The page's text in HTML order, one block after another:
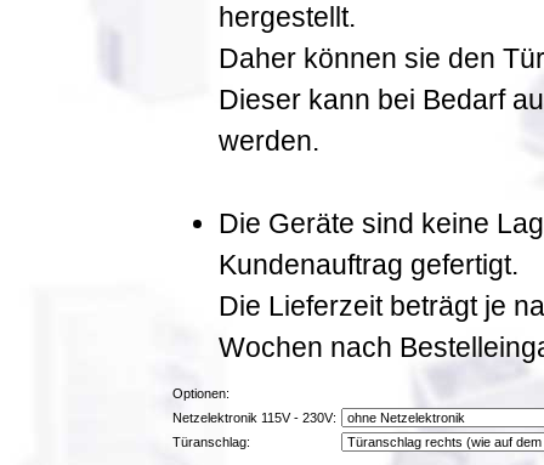
hergestellt.
Daher können sie den
Dieser kann bei Bedarf
werden.
Die Geräte sind keine
Kundenauftrag gefertigt.
Die Lieferzeit beträgt je
Wochen nach
Optionen:
Netzelektronik 115V - 230V:
Türanschlag: